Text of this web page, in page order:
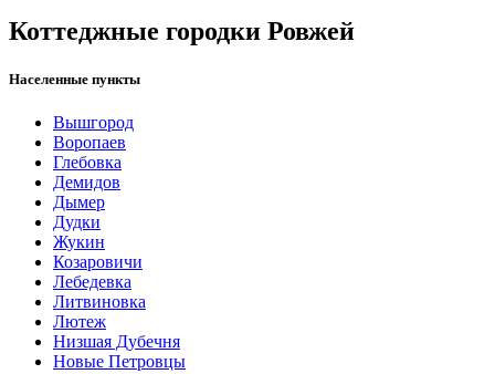
Коттеджные городки Ровжей
Населенные пункты
Вышгород
Воропаев
Глебовка
Демидов
Дымер
Дудки
Жукин
Козаровичи
Лебедевка
Литвиновка
Лютеж
Низшая Дубечня
Новые Петровцы